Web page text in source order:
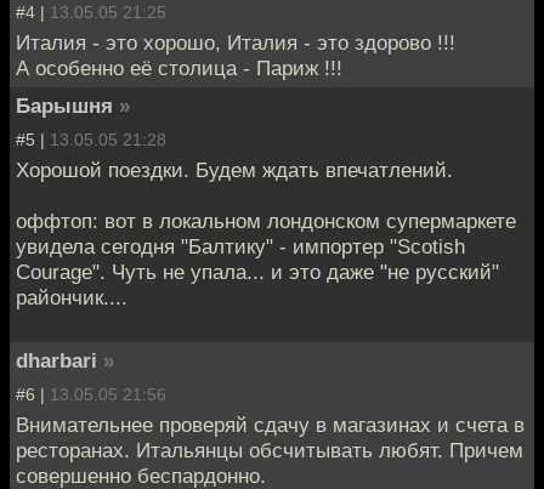
#4 | 13.05.05 21:25
Италия - это хорошо, Италия - это здорово !!!
А особенно её столица - Париж !!!
Барышня »
#5 | 13.05.05 21:28
Хорошой поездки. Будем ждать впечатлений.
оффтоп: вот в локальном лондонском супермаркете
увидела сегодня "Балтику" - импортер "Scotish
Courage". Чуть не упала... и это даже "не русский"
райончик....
dharbari »
#6 | 13.05.05 21:56
Внимательнее проверяй сдачу в магазинах и счета в
ресторанах. Итальянцы обсчитывать любят. Причем
совершенно беспардонно.